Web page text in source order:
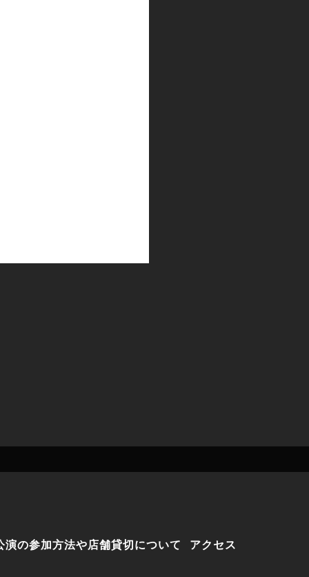
演の参加方法や店舗貸切について
アクセス